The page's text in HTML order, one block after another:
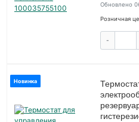
Обновлено
Розничная
-
Новинка